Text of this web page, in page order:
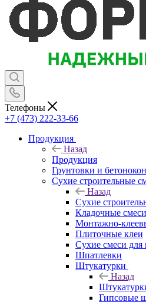
Телефоны
+7 (473) 222-33-66
Продукция
Назад
Продукция
Грунтовки и
Сухие строительные
Назад
Сухие
Кладочные
Монтажно-
Плиточные клеи
Сухие смеси для
Шпатлевки
Штукатурки
Назад
Гипсовые